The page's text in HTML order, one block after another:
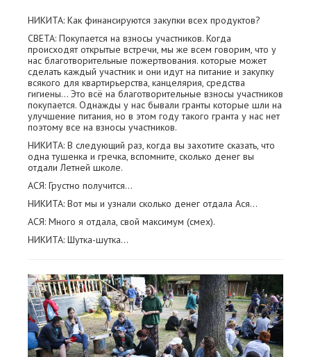
НИКИТА: Как финансируются закупки всех продуктов?
СВЕТА: Покупается на взносы участников. Когда
происходят открытые встречи, мы же всем говорим, что у
нас благотворительные пожертвования. которые может
сделать каждый участник и они идут на питание и закупку
всякого для квартирьерства, канцелярия, средства
гигиены… Это всё на благотворительные взносы участников
покупается. Однажды у нас бывали гранты которые шли на
улучшение питания, но в этом году такого гранта у нас нет
поэтому все на взносы участников.
НИКИТА: В следующий раз, когда вы захотите сказать, что
одна тушенка и гречка, вспомните, сколько денег вы
отдали Летней школе.
АСЯ: Грустно получится…
НИКИТА: Вот мы и узнали сколько денег отдала Ася…
АСЯ: Много я отдала, свой максимум (смех).
НИКИТА: Шутка-шутка…